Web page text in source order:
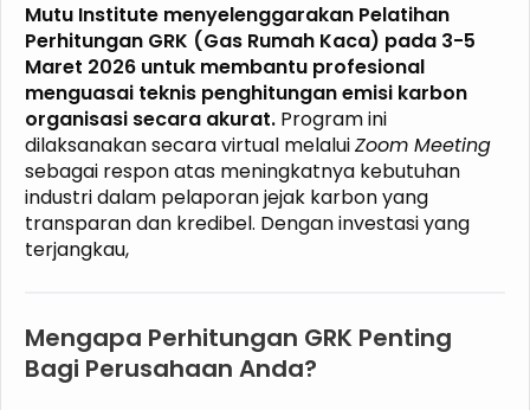
Mutu Institute menyelenggarakan Pelatihan
Perhitungan GRK (Gas Rumah Kaca) pada 3-5
Maret 2026 untuk membantu profesional
menguasai teknis penghitungan emisi karbon
organisasi secara akurat. Program ini
dilaksanakan secara virtual melaluiZoom Meeting
sebagai respon atas meningkatnya kebutuhan
industri dalam pelaporan jejak karbon yang
transparan dan kredibel. Dengan investasi yang
terjangkau,
Mengapa Perhitungan GRK Penting
Bagi Perusahaan Anda?